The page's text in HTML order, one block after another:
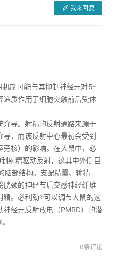
我来回复
制可能与其抑制神经元对5-
递质作用于细胞突触前后受体
介导。射精的反射通路来源于
，而该反射中心最初会受到
旁核）的影响。在大鼠中，必
射精驱动反射，这其中外侧巨
脑部结构。支配精囊、输精
胱颈的神经节后交感神经纤维
精。必利劲®可以调节大鼠的这
经元反射放电（PMRD）的潜
0条评论